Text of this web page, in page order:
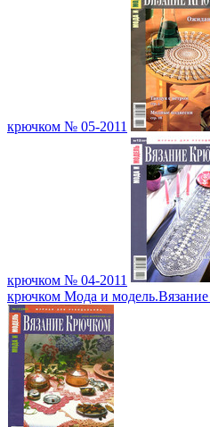
крючком № 05-2011
крючком № 04-2011
крючком Мода и